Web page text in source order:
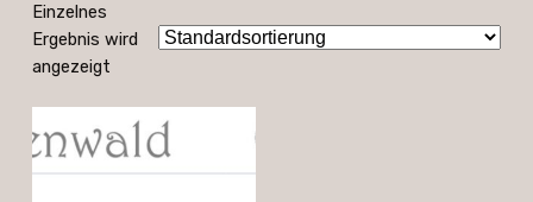
Einzelnes
Ergebnis wird
angezeigt